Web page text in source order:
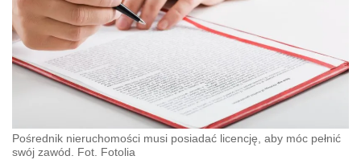
Pośrednik nieruchomości musi posiadać licencję, aby móc pełnić
swój zawód. Fot. Fotolia